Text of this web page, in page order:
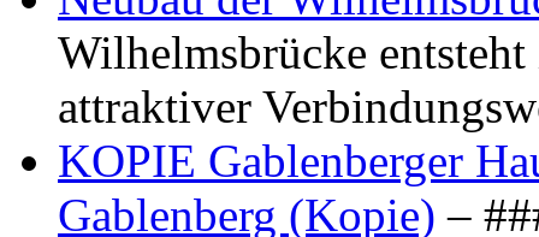
Wilhelmsbrücke
attraktiver
KOPIE Gablenberger
Gablenberg (Kopie) –